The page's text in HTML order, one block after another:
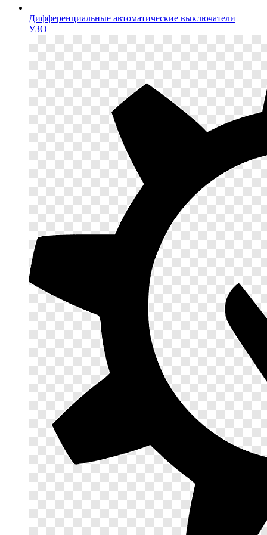
Дифференциальные автоматические выключатели
УЗО